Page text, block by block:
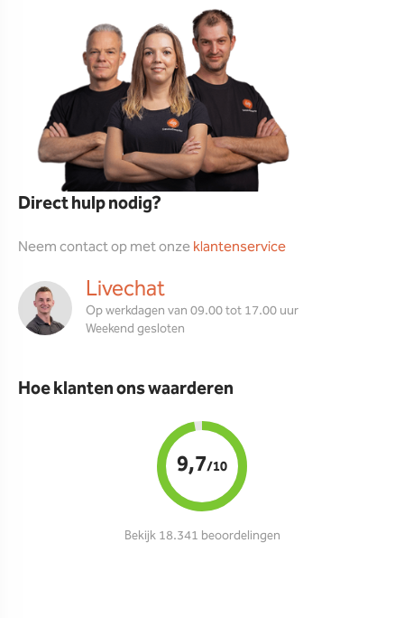
Direct hulp nodig?
Neem contact op met onzeklantenservice
Livechat
Op werkdagen van 09.00 tot 17.00 uur
Weekend gesloten
Hoe klanten ons waarderen
9,7/10
Bekijk 18.341 beoordelingen